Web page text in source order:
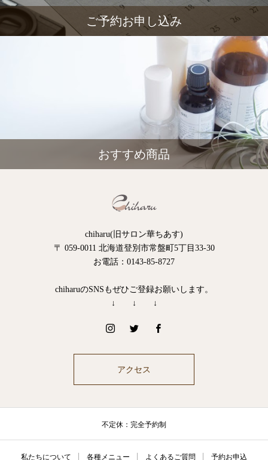
ご予約お申し込み
おすすめ商品
chiharu(旧サロン華ちあす)
〒 059-0011 北海道登別市常盤町5丁目33-30
お電話：0143-85-8727
chiharuのSNSもぜひご登録お願いします。
↓ ↓ ↓
アクセス
不定休：完全予約制
私たちについて 各種メニュー よくあるご質問 予約お申込